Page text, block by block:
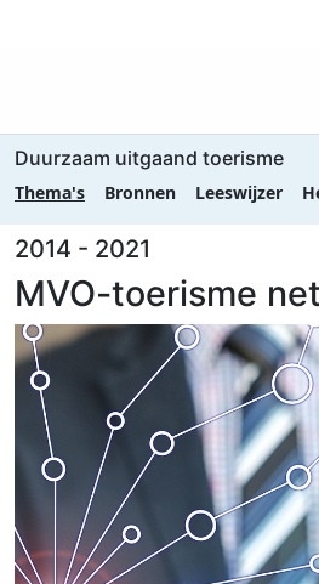
Duurzaam uitgaand toerisme
Thema's Bronnen Leeswijzer
2014 - 2021
MVO-toerisme